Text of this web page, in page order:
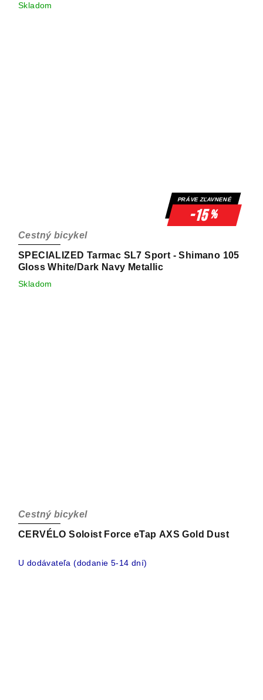
Skladom
PRÁVE ZĽAVNENÉ
-15%
SPECIALIZED Tarmac SL7 Sport - Shimano 105
Gloss White/Dark Navy Metallic
Cestný bicykel
Skladom
CERVÉLO Soloist Force eTap AXS Gold Dust
Cestný bicykel
U dodávateľa (dodanie 5-14 dní)